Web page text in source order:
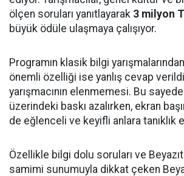
ölçen soruları yanıtlayarak 3 milyon
büyük ödüle ulaşmaya çalışıyor.
Programın klasik bilgi
önemli özelliği ise yanlış cevap
yarışmacının elenmemesi. Bu
üzerindeki baskı azalırken, ekran
de eğlenceli ve keyifli anlara tanıklık
Özellikle bilgi dolu soruları ve
samimi sunumuyla dikkat çeken